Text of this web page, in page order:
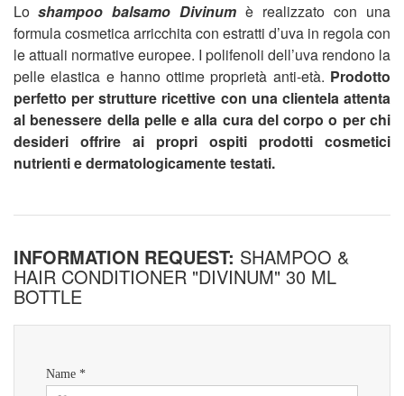
Lo shampoo balsamo Divinum è realizzato con una
formula cosmetica arricchita con estratti d’uva in regola con
le attuali normative europee. I polifenoli dell’uva rendono la
pelle elastica e hanno ottime proprietà anti-età. Prodotto
perfetto per strutture ricettive con una clientela attenta
al benessere della pelle e alla cura del corpo o per chi
desideri offrire ai propri ospiti prodotti cosmetici
nutrienti e dermatologicamente testati.
INFORMATION REQUEST: SHAMPOO &
HAIR CONDITIONER "DIVINUM" 30 ML
BOTTLE
Name *